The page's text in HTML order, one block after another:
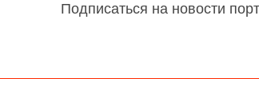
Подписаться на новости